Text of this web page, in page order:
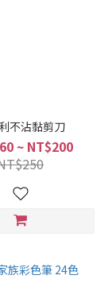
不沾黏剪刀
~ NT$200